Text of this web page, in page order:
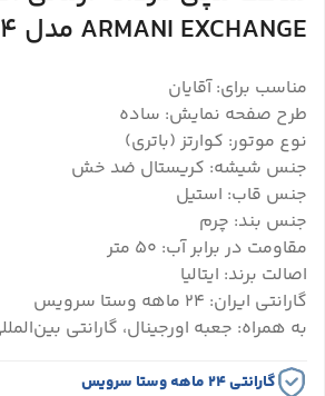
ARMANI EXCHANGE مدل AX2414
مناسب برای: آقایان
طرح صفحه نمایش: ساده
نوع موتور: کوارتز (باتری)
جنس شیشه: کریستال ضد خش
جنس قاب: استیل
جنس بند: چرم
مقاومت در برابر آب: ۵۰ متر
اصالت برند: ایتالیا
گارانتی ایران: ۲۴ ماهه وستا سرویس
به همراه: جعبه اورجینال، گارانتی
گارانتی ۲۴ ماهه وستا سرویس